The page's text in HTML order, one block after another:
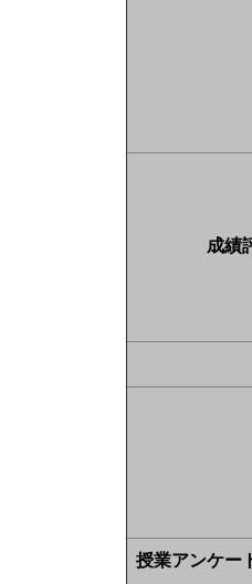
成績
授業アンケー